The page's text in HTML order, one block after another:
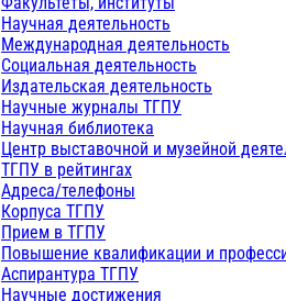
Научная деятельность
Международная деятельность
Социальная деятельность
Издательская деятельность
Научные журналы ТГПУ
Научная библиотека
Центр выставочной и музейной
ТГПУ в рейтингах
Адреса/телефоны
Корпуса ТГПУ
Прием в ТГПУ
Повышение квалификации и
Аспирантура ТГПУ
Научные достижения